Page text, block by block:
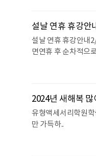
설날 연휴 휴강안
설날 연휴 휴강안내
면연휴 후 순차적으
2024년 새해복
유형액세서리학원
만 가득하..